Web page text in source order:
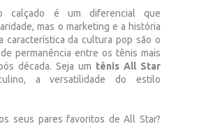
calçado é um diferencial que
mas o marketing e a história
característica da cultura pop são o
permanência entre os tênis mais
década. Seja um tênis All Star
a versatilidade do estilo
seus pares favoritos de All Star?